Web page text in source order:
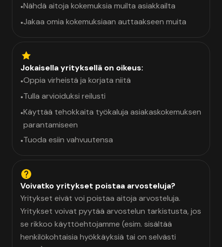
•Nähdä aitoja kokemuksia muilta asiakkailta
•Jakaa omia kokemuksiaan auttaakseen muita
Jokaisella yrityksellä on oikeus:
•Oppia virheistä ja korjata niitä
•Tulla arvioiduksi reilusti
•Käyttää tehokkaita työkaluja asiakaskokemuksen
parantamiseen
•Tuoda esiin vahvuutensa
Voivatko yritykset poistaa arvosteluja?
Yritykset eivät voi poistaa aitoja arvosteluja.
Yritykset voivat pyytää arvostelun tarkistusta, jos
se rikkoo käyttöehtojamme (esim. sisältää
henkilökohtaisia hyökkäyksiä tai on selvästi